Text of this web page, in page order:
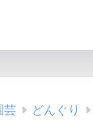
芸 どんぐり